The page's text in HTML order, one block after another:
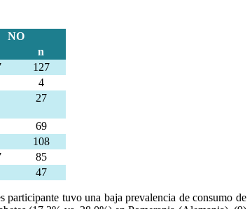
NO
n
127
4
27
69
108
85
47
participante tuvo una baja prevalencia de consumo de